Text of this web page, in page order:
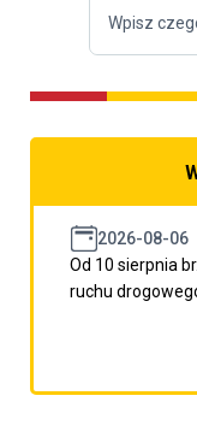
2026-08-06
Od 10 sierpnia
ruchu
porzpedniego